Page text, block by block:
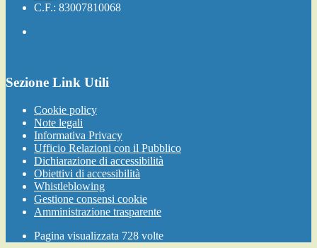
C.F.: 83007810068
Sezione Link Utili
Cookie policy
Note legali
Informativa Privacy
Ufficio Relazioni con il Pubblico
Dichiarazione di accessibilità
Obiettivi di accessibilità
Whistleblowing
Gestione consensi cookie
Amministrazione trasparente
Pagina visualizzata 728 volte